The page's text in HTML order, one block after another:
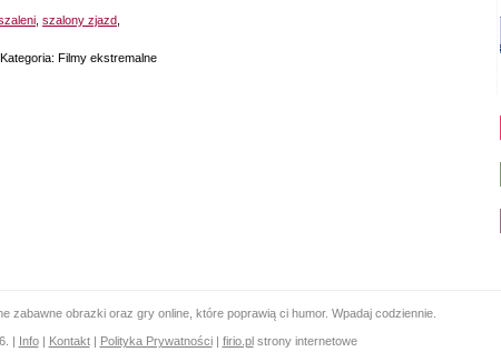
szalony zjazd
Kategoria: Filmy ekstremalne
zabawne obrazki oraz gry online, które poprawią ci humor. Wpadaj codziennie.
| Info| Kontakt| Polityka Prywatności| firio.plstrony internetowe